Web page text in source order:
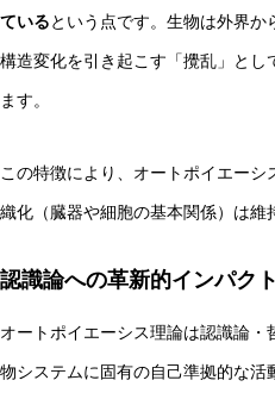
ているという点です。生物は外界
構造変化を引き起こす「攪乱」と
ます。
この特徴により、オートポイエー
織化（臓器や細胞の基本関係）は
認識論への革新的インパクト
オートポイエーシス理論は認識論
物システムに固有の自己準拠的な